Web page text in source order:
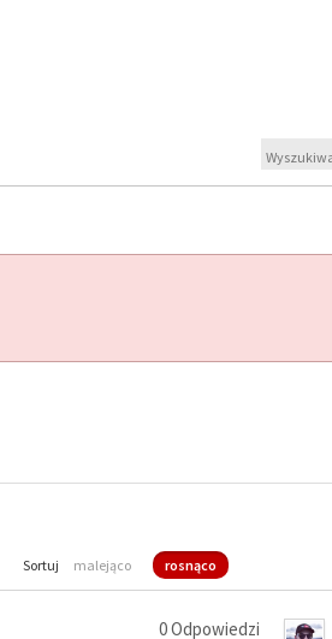
Sortuj malejąco rosnąco
0 Odpowiedzi